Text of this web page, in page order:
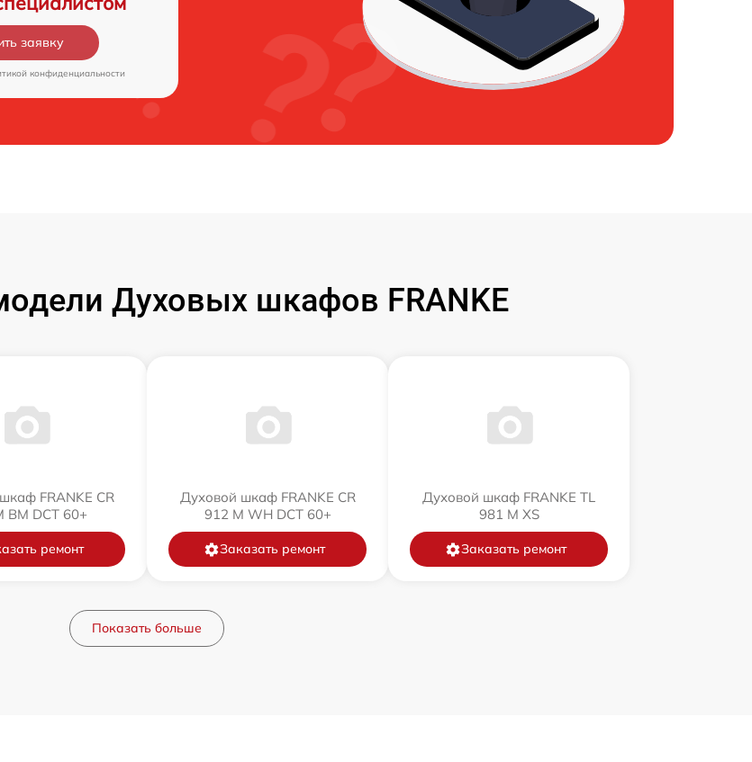
заявку
конфиденциальности
Духовых шкафов FRANKE
FRANKE CR
BM DCT 60+
ремонт
Духовой шкаф FRANKE CR
912 M WH DCT 60+
Заказать ремонт
Духовой шкаф FRANKE TL
981 M XS
Заказать ремонт
Показать больше